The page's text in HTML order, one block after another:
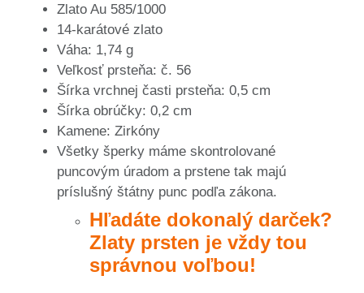
Zlato Au 585/1000
14-karátové zlato
Váha: 1,74 g
Veľkosť prsteňa: č. 56
Šírka vrchnej časti prsteňa: 0,5 cm
Šírka obrúčky: 0,2 cm
Kamene: Zirkóny
Všetky šperky máme skontrolované
puncovým úradom a prstene tak majú
príslušný štátny punc podľa zákona.
Hľadáte dokonalý darček?
Zlaty prsten je vždy tou
správnou voľbou!